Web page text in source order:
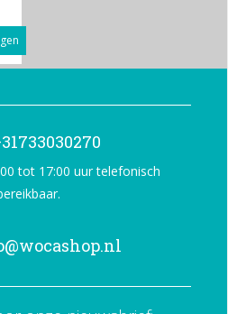
tot 17:00 uur telefonisch